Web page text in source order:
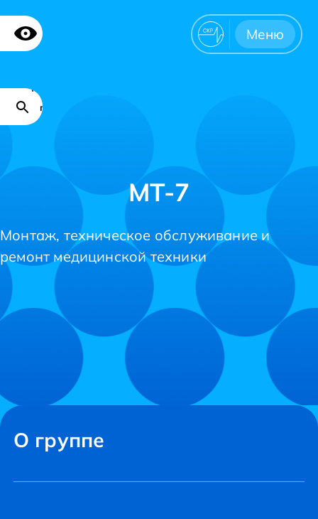
Меню
МТ-7
Монтаж, техническое обслуживание и
ремонт медицинской техники
О группе
Карта
сайта
по